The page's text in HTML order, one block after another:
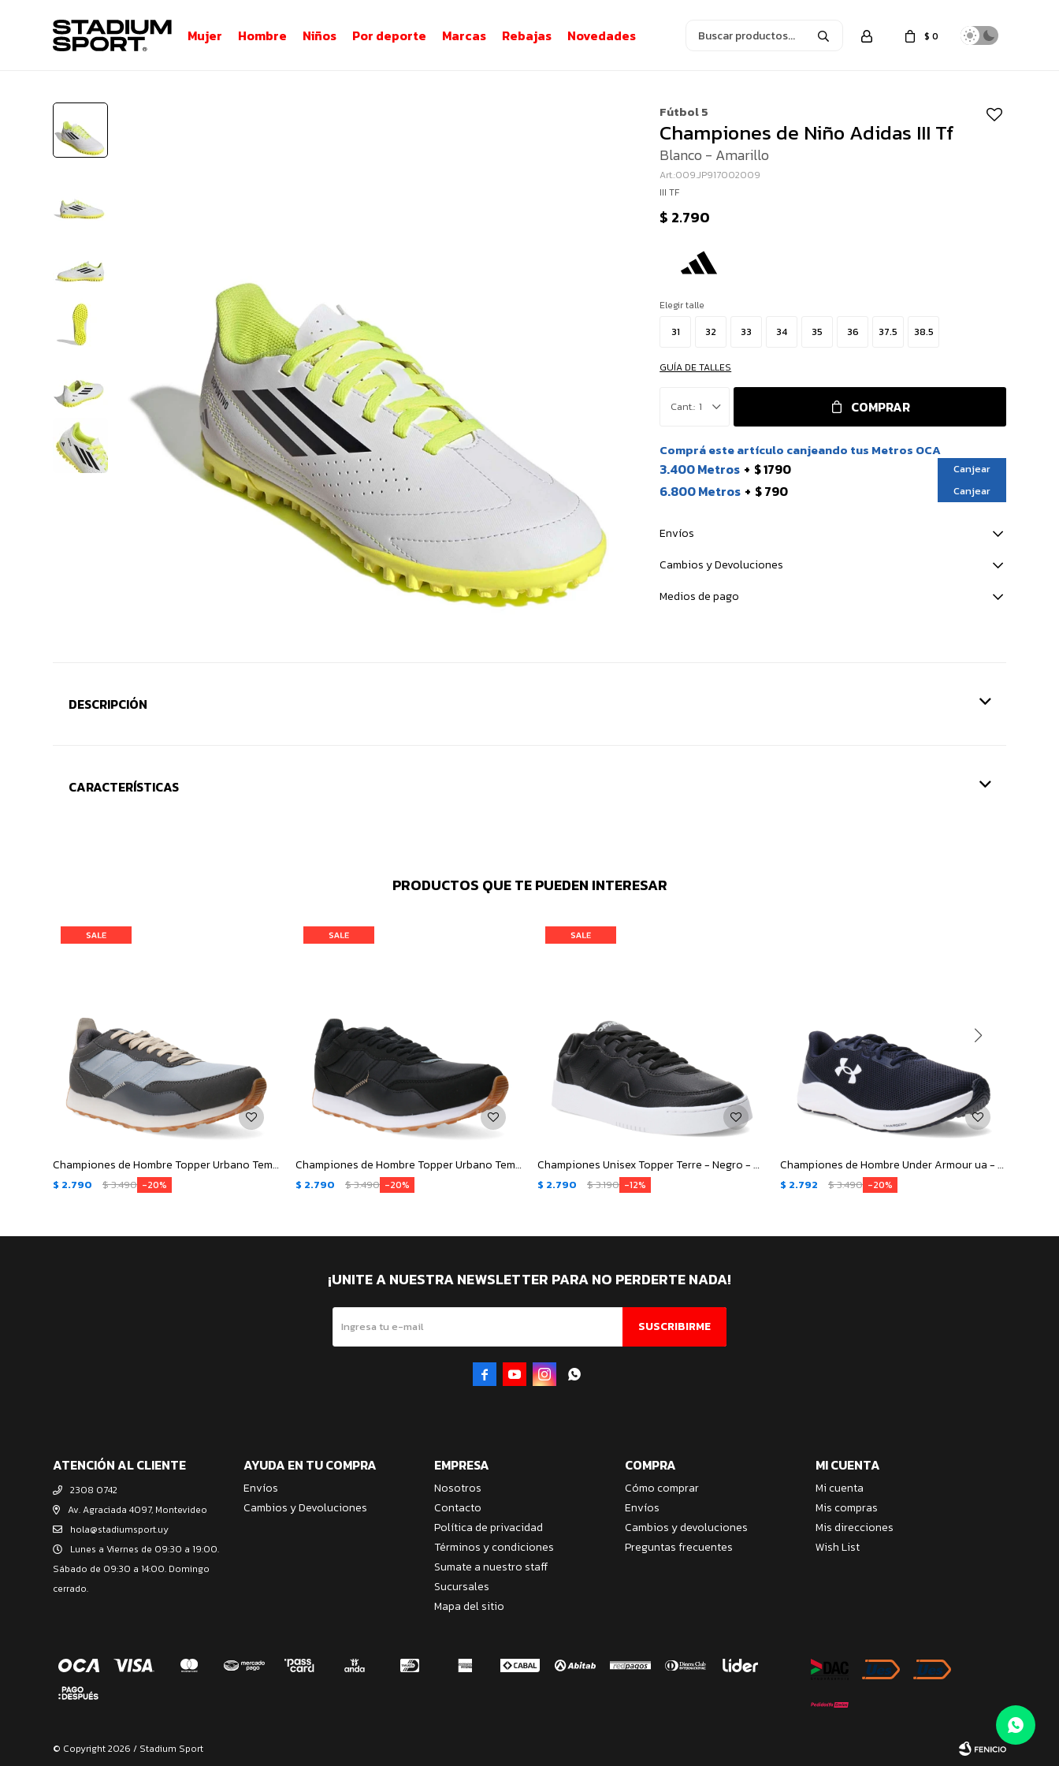
Mujer Hombre Niños Por deporte Marcas Rebajas Novedades $ 0
Fútbol 5
Championes de Niño Adidas III Tf
Blanco - Amarillo
009.JP917002009
III TF
$ 2.790
Elegir talle
31
32 33 34 35 36 37.5 38.5
GUÍA DE TALLES
1 COMPRAR
Comprá este artículo canjeando tus Metros OCA
3.400 Metros $ 1790 Canjear
6.800 Metros $ 790 Canjear
Envíos
Cambios y Devoluciones
Medios de pago
DESCRIPCIÓN
CARACTERÍSTICAS
PRODUCTOS QUE TE PUEDEN INTERESAR
Championes de Hombre Topper Urbano Temple - Gris - Magenta
$ 2.790 $3.490 20
Championes de Hombre Topper Urbano Temple - Negro - Gris
$ 2.790 $3.490 20
Championes Unisex Topper Terre - Negro - Gris
$ 2.790 $3.190 12
Championes de Hombre Under Armour ua - Azul Marino
$ 2.792 $3.490 20
ATENCIÓN AL CLIENTE
2308 0742
Av. Agraciada 4097, Montevideo
hola@stadiumsport.uy
Lunes a Viernes de 09:30 a 19:00.
Sábado de 09:30 a 14:00. Domingo
cerrado.
AYUDA EN TU COMPRA
Envíos
Cambios y Devoluciones
EMPRESA
Nosotros
Contacto
Política de privacidad
Términos y condiciones
Sumate a nuestro staff
Sucursales
Mapa del sitio
COMPRA
Cómo comprar
Envíos
Cambios y devoluciones
Preguntas frecuentes
MI CUENTA
Mi cuenta
Mis compras
Mis direcciones
Wish List
¡UNITE A NUESTRA NEWSLETTER PARA NO PERDERTE NADA!
SUSCRIBIRME
   
© Copyright 2026 / Stadium Sport